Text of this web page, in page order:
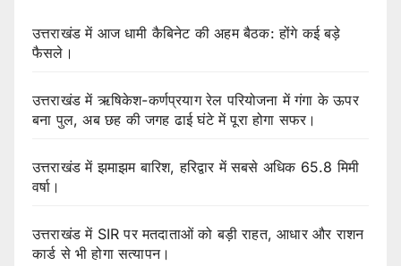
उत्तराखंड में आज धामी कैबिनेट की अहम बैठक: होंगे कई बड़े
फैसले।
उत्तराखंड में ऋषिकेश-कर्णप्रयाग रेल परियोजना में गंगा के ऊपर
बना पुल, अब छह की जगह ढाई घंटे में पूरा होगा सफर।
उत्तराखंड में झमाझम बारिश, हरिद्वार में सबसे अधिक 65.8 मिमी
वर्षा।
उत्तराखंड में SIR पर मतदाताओं को बड़ी राहत, आधार और राशन
कार्ड से भी होगा सत्यापन।